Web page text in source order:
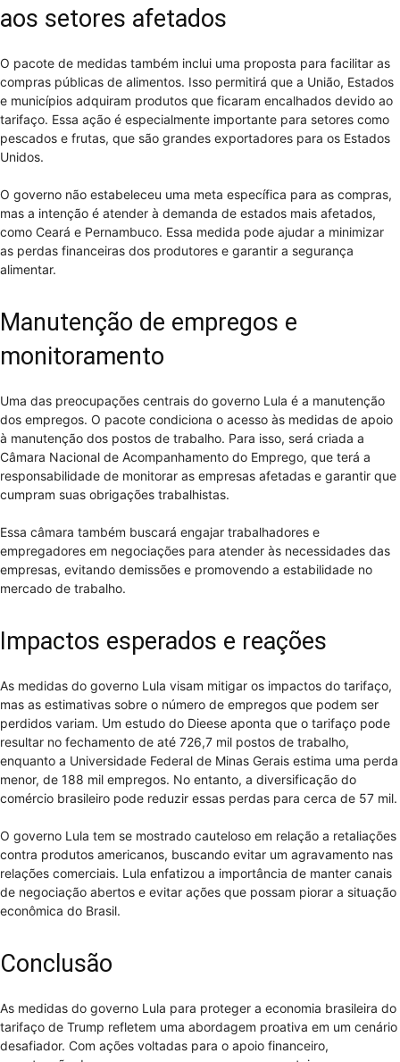
aos setores afetados
O pacote de medidas também inclui uma proposta para facilitar as
compras públicas de alimentos. Isso permitirá que a União, Estados
e municípios adquiram produtos que ficaram encalhados devido ao
tarifaço. Essa ação é especialmente importante para setores como
pescados e frutas, que são grandes exportadores para os Estados
Unidos.
O governo não estabeleceu uma meta específica para as compras,
mas a intenção é atender à demanda de estados mais afetados,
como Ceará e Pernambuco. Essa medida pode ajudar a minimizar
as perdas financeiras dos produtores e garantir a segurança
alimentar.
Manutenção de empregos e
monitoramento
Uma das preocupações centrais do governo Lula é a manutenção
dos empregos. O pacote condiciona o acesso às medidas de apoio
à manutenção dos postos de trabalho. Para isso, será criada a
Câmara Nacional de Acompanhamento do Emprego, que terá a
responsabilidade de monitorar as empresas afetadas e garantir que
cumpram suas obrigações trabalhistas.
Essa câmara também buscará engajar trabalhadores e
empregadores em negociações para atender às necessidades das
empresas, evitando demissões e promovendo a estabilidade no
mercado de trabalho.
Impactos esperados e reações
As medidas do governo Lula visam mitigar os impactos do tarifaço,
mas as estimativas sobre o número de empregos que podem ser
perdidos variam. Um estudo do Dieese aponta que o tarifaço pode
resultar no fechamento de até 726,7 mil postos de trabalho,
enquanto a Universidade Federal de Minas Gerais estima uma perda
menor, de 188 mil empregos. No entanto, a diversificação do
comércio brasileiro pode reduzir essas perdas para cerca de 57 mil.
O governo Lula tem se mostrado cauteloso em relação a retaliações
contra produtos americanos, buscando evitar um agravamento nas
relações comerciais. Lula enfatizou a importância de manter canais
de negociação abertos e evitar ações que possam piorar a situação
econômica do Brasil.
Conclusão
As medidas do governo Lula para proteger a economia brasileira do
tarifaço de Trump refletem uma abordagem proativa em um cenário
desafiador. Com ações voltadas para o apoio financeiro,